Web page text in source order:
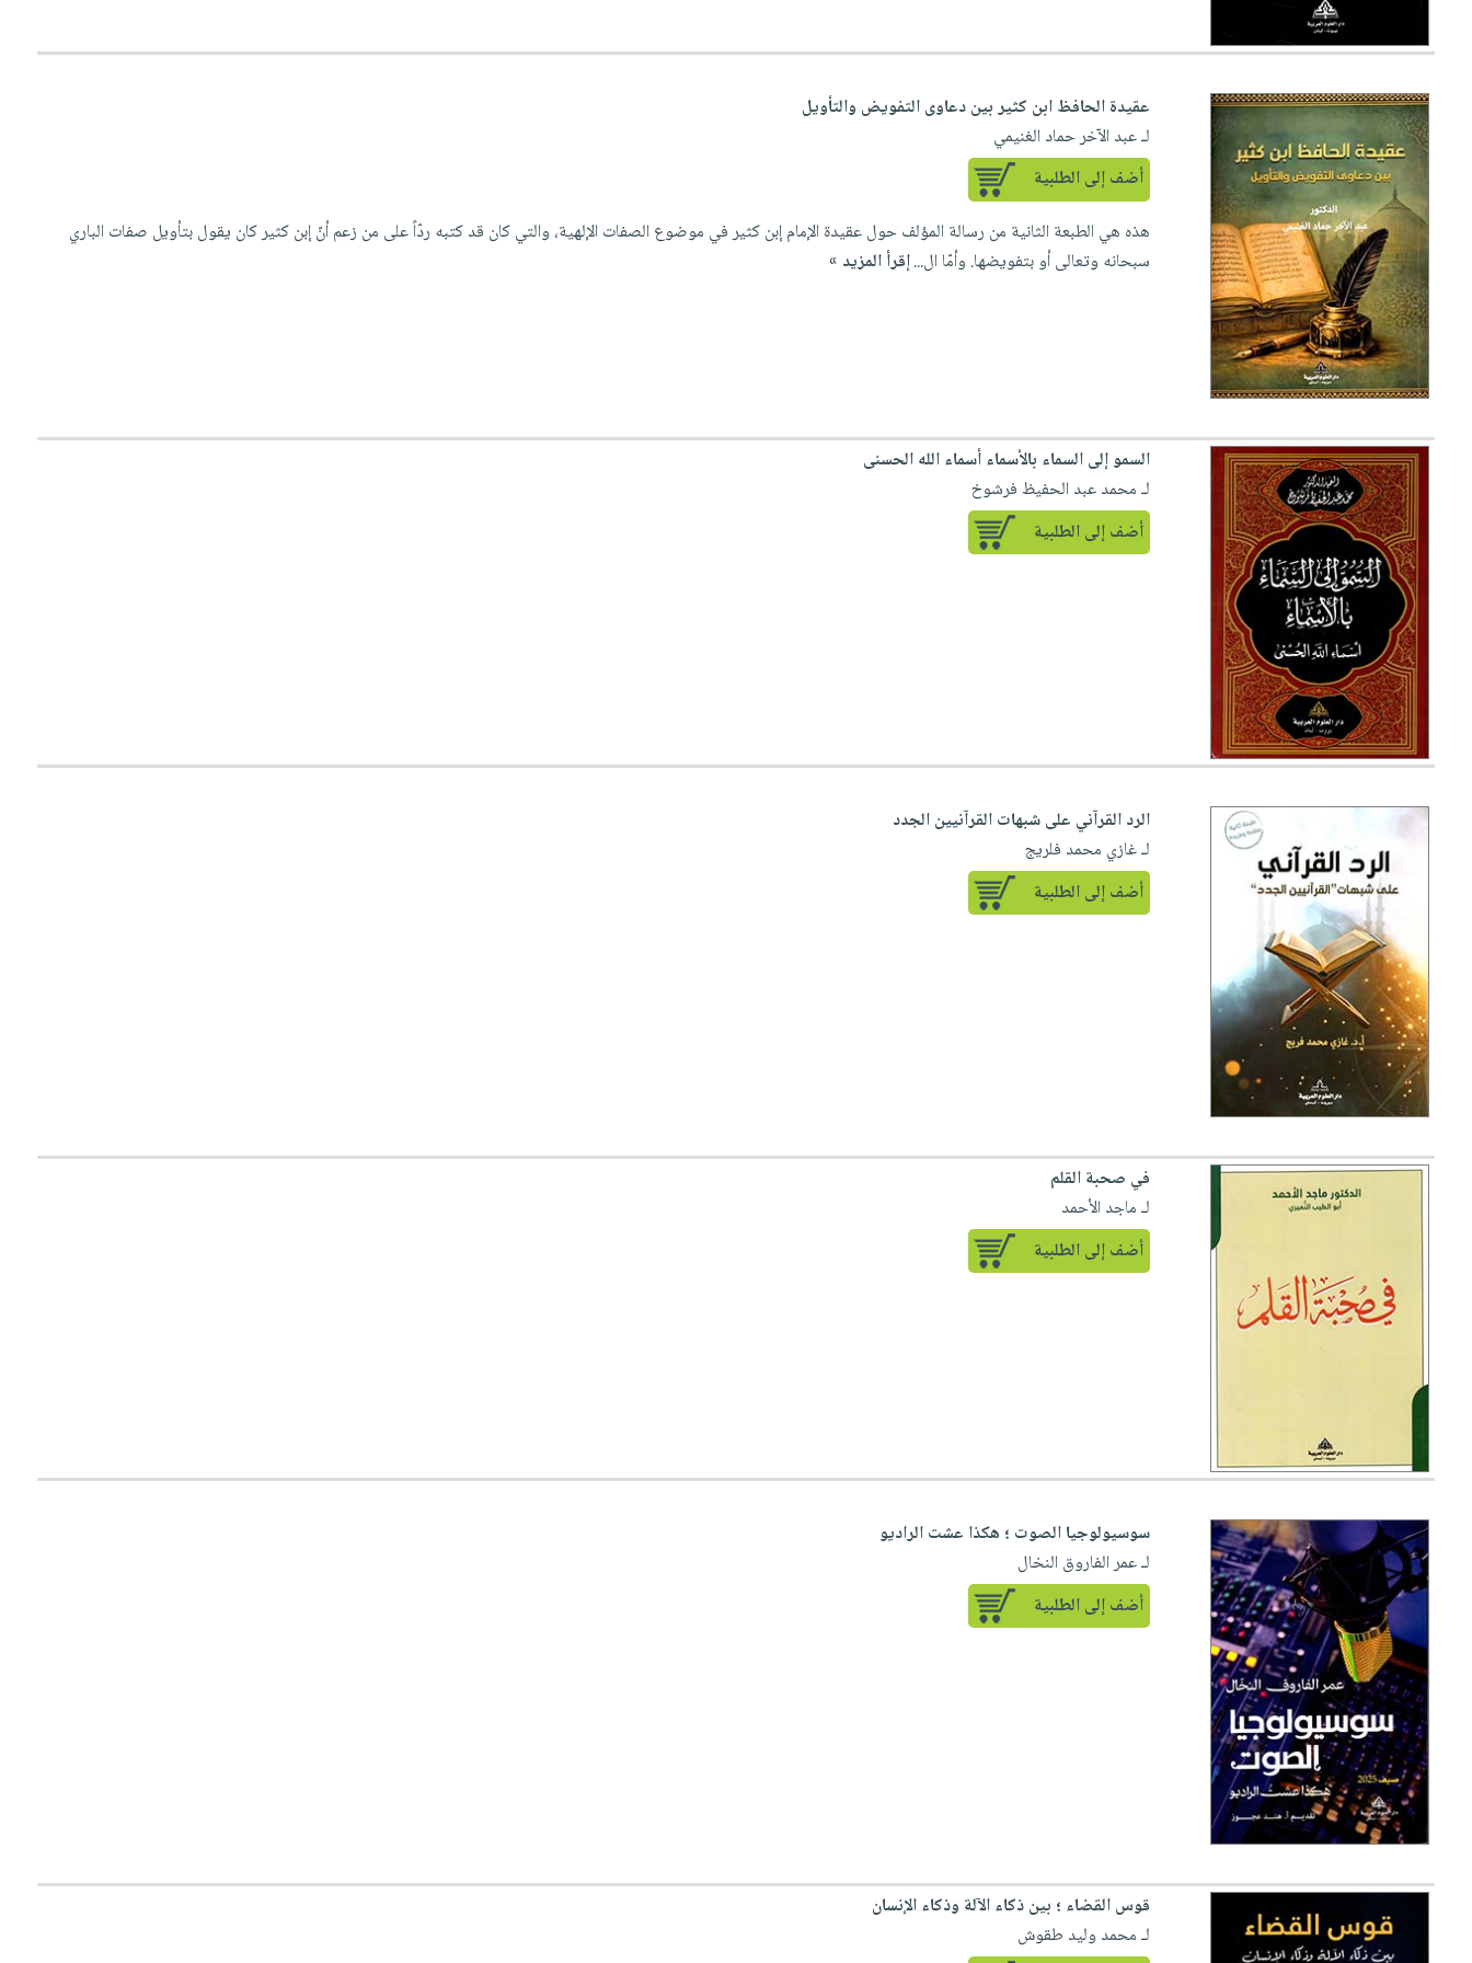
عقيدة الحافظ ابن كثير بين دعاوى التفويض والتأويل
لـ عبد الآخر حماد الغنيمي
أضف إلى الطلبية
هذه هي الطبعة الثانية من رسالة المؤلف حول عقيدة الإمام إبن كثير في موضوع الصفات الإلهية، والتي كان قد كتبه ردّاً على من زعم أنّ إبن كثير كان يقول بتأويل صفات الباري
سبحانه وتعالى أو بتفويضها. وأمّا ال...إقرأ المزيد »
السمو إلى السماء بالأسماء أسماء الله الحسنى
لـ محمد عبد الحفيظ فرشوخ
أضف إلى الطلبية
الرد القرآني على شبهات القرآنيين الجدد
لـ غازي محمد فلريج
أضف إلى الطلبية
في صحبة القلم
لـ ماجد الأحمد
أضف إلى الطلبية
سوسيولوجيا الصوت ؛ هكذا عشت الراديو
لـ عمر الفاروق النخال
أضف إلى الطلبية
قوس القضاء ؛ بين ذكاء الآلة وذكاء الإنسان
لـ محمد وليد طقوش